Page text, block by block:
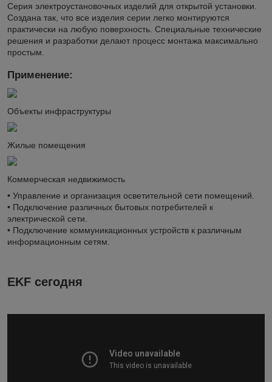
Серия электроустановочных изделий для открытой установки.
Создана так, что все изделия серии легко монтируются
практически на любую поверхность. Специальные технические
решения и разработки делают процесс монтажа максимально
простым.
Применение:
Объекты инфраструктуры
Жилые помещения
Коммерческая недвижимость
• Управление и организация осветительной сети помещений.
• Подключение различных бытовых потребителей к
электрической сети.
• Подключение коммуникационных устройств к различным
информационным сетям.
EKF сегодня